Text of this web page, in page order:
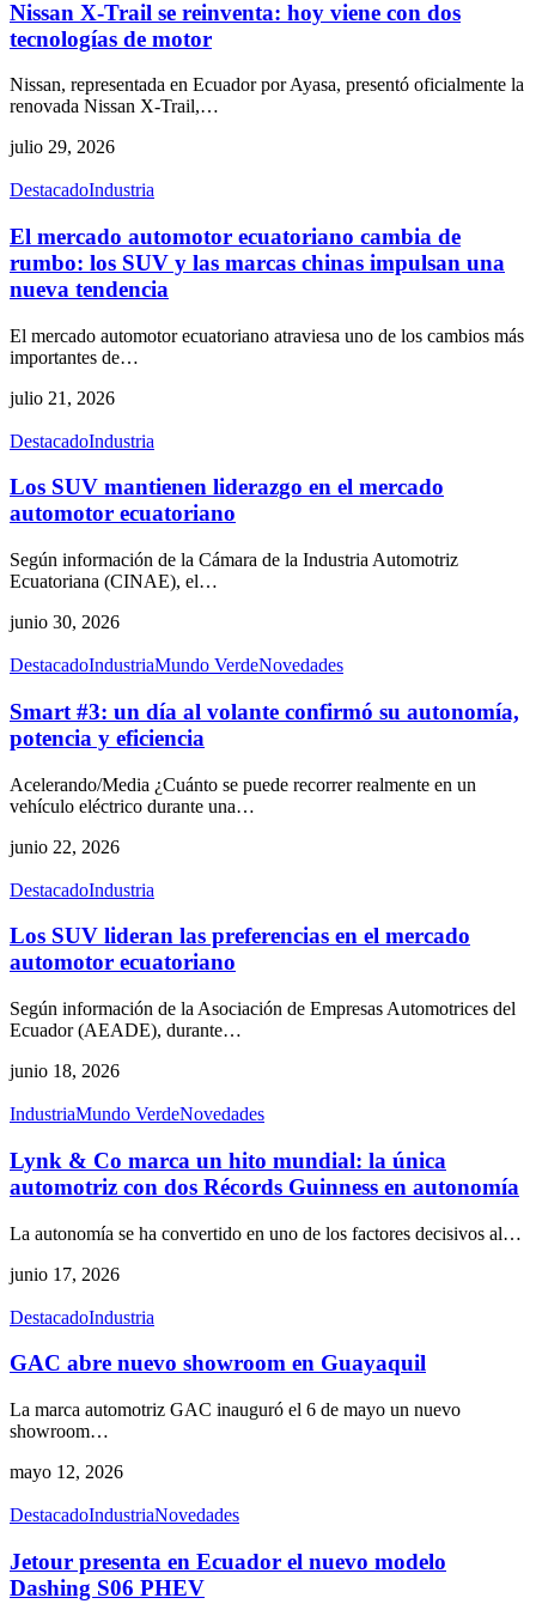
Nissan X-Trail se reinventa: hoy viene con dos
tecnologías de motor
Nissan, representada en Ecuador por Ayasa, presentó oficialmente la
renovada Nissan X-Trail,…
julio 29, 2026
DestacadoIndustria
El mercado automotor ecuatoriano cambia de
rumbo: los SUV y las marcas chinas impulsan una
nueva tendencia
El mercado automotor ecuatoriano atraviesa uno de los cambios más
importantes de…
julio 21, 2026
DestacadoIndustria
Los SUV mantienen liderazgo en el mercado
automotor ecuatoriano
Según información de la Cámara de la Industria Automotriz
Ecuatoriana (CINAE), el…
junio 30, 2026
DestacadoIndustriaMundo VerdeNovedades
Smart #3: un día al volante confirmó su autonomía,
potencia y eficiencia
Acelerando/Media ¿Cuánto se puede recorrer realmente en un
vehículo eléctrico durante una…
junio 22, 2026
DestacadoIndustria
Los SUV lideran las preferencias en el mercado
automotor ecuatoriano
Según información de la Asociación de Empresas Automotrices del
Ecuador (AEADE), durante…
junio 18, 2026
IndustriaMundo VerdeNovedades
Lynk & Co marca un hito mundial: la única
automotriz con dos Récords Guinness en autonomía
La autonomía se ha convertido en uno de los factores decisivos al…
junio 17, 2026
DestacadoIndustria
GAC abre nuevo showroom en Guayaquil
La marca automotriz GAC inauguró el 6 de mayo un nuevo
showroom…
mayo 12, 2026
DestacadoIndustriaNovedades
Jetour presenta en Ecuador el nuevo modelo
Dashing S06 PHEV